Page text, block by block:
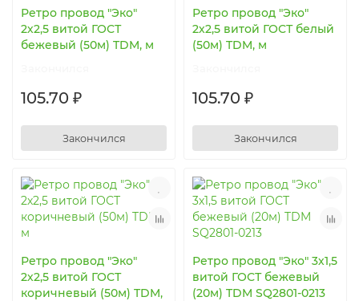
Ретро провод "Эко"
2х2,5 витой ГОСТ
бежевый (50м) TDM, м
105.70 ₽
Закончился
Ретро провод "Эко"
2х2,5 витой ГОСТ белый
(50м) TDM, м
105.70 ₽
Закончился
Ретро провод "Эко"
2х2,5 витой ГОСТ
коричневый (50м) TDM,
Ретро провод "Эко" 3х1,5
витой ГОСТ бежевый
(20м) TDM SQ2801-0213